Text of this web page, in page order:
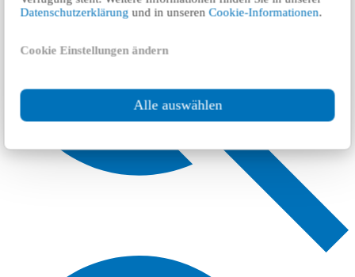
Datenschutzerklärung und in unserenCookie-Informationen.
Cookie Einstellungen ändern
Alle auswählen